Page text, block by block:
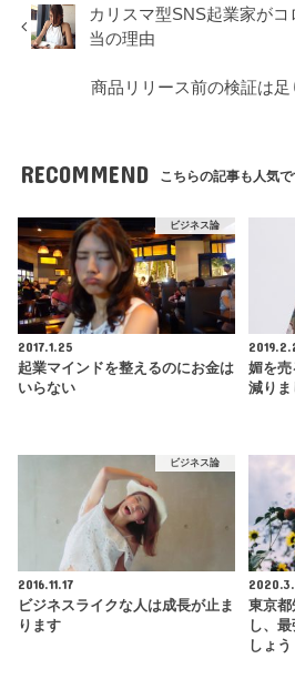
カリスマ型SNS起業家が
当の理由
商品リリース前の検証は足
RECOMMEND こちらの記事も人気で
ビジネス論
2017.1.25
起業マインドを整えるのにお金は
いらない
媚を売
減りま
ビジネス論
2016.11.17
ビジネスライクな人は成長が止ま
ります
東京都
し、
しょう